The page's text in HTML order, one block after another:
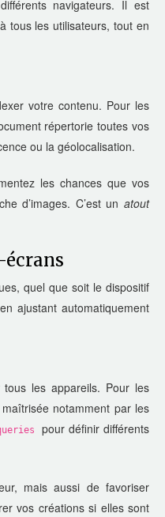
navigateurs. Il est
tous les utilisateurs, tout en
votre contenu. Pour les
répertorie toutes vos
ou la géolocalisation.
les chances que vos
d’images. C’est un atout
quel que soit le dispositif
ajustant automatiquement
les appareils. Pour les
notamment par les
pour définir différents
mais aussi de favoriser
vos créations si elles sont